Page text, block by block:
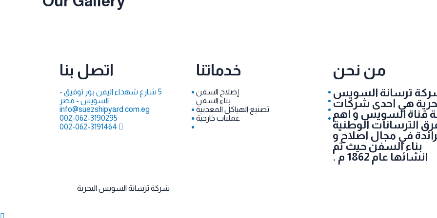
من نحن
ترسانة السويس
هي احدى شركات
قناة السويس و اهم
الترسانات الوطنية
في مجال اصلاح و
بناء السفن حيث تم
انشائها عام 1862 م .
خدماتنا
إصلاح السفن
بناء السفن
تصنيع الهياكل المعدنية
عمليات خارجية
اتصل بنا
5 شارع شهداء اليمن بور توفيق -
السويس - مصر
info@suezshipyard.com.eg
002-062-3190295
002-062-3191464
شركة ترسانة السويس البحرية